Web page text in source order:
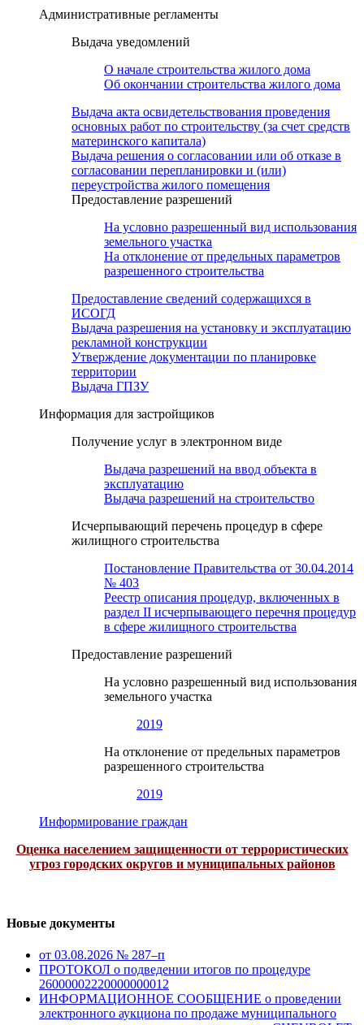
Административные регламенты
Выдача уведомлений
О начале строительства жилого дома
Об окончании строительства жилого дома
Выдача акта освидетельствования проведения
основных работ по строительству (за счет средств
материнского капитала)
Выдача решения о согласовании или об отказе в
согласовании перепланировки и (или)
переустройства жилого помещения
Предоставление разрешений
На условно разрешенный вид использования
земельного участка
На отклонение от предельных параметров
разрешенного строительства
Предоставление сведений содержащихся в
ИСОГД
Выдача разрешения на установку и эксплуатацию
рекламной конструкции
Утверждение документации по планировке
территории
Выдача ГПЗУ
Информация для застройщиков
Получение услуг в электронном виде
Выдача разрешений на ввод объекта в
эксплуатацию
Выдача разрешений на строительство
Исчерпывающий перечень процедур в сфере
жилищного строительства
Постановление Правительства от 30.04.2014
№ 403
Реестр описания процедур, включенных в
раздел II исчерпывающего перечня процедур
в сфере жилищного строительства
Предоставление разрешений
На условно разрешенный вид использования
земельного участка
2019
На отклонение от предельных параметров
разрешенного строительства
2019
Информирование граждан
Оценка населением защищенности от террористических
угроз городских округов и муниципальных районов
Новые документы
от 03.08.2026 № 287–п
ПРОТОКОЛ о подведении итогов по процедуре
26000002220000000012
ИНФОРМАЦИОННОЕ СООБЩЕНИЕ о проведении
электронного аукциона по продаже муниципального